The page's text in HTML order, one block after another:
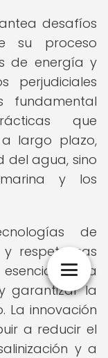
desafíos
su proceso
de energía y
perjudiciales
fundamental
que
largo plazo,
del agua, sino
y los
de
respetuosas
para
garantizar la
La innovación
a reducir el
y a